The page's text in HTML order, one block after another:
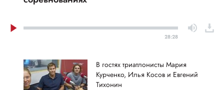
28:28
В гостях триатлонисты Мария
Курченко, Илья Косов и Евгений
Тихонин